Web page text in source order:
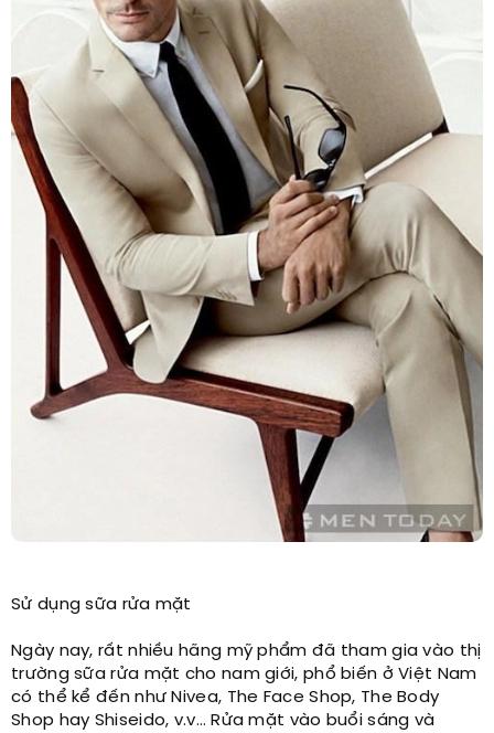
Sử dụng sữa rửa mặt
Ngày nay, rất nhiều hãng mỹ phẩm đã tham gia vào thị
trường sữa rửa mặt cho nam giới, phổ biến ở Việt Nam
có thể kể đến như Nivea, The Face Shop, The Body
Shop hay Shiseido, v.v… Rửa mặt vào buổi sáng và